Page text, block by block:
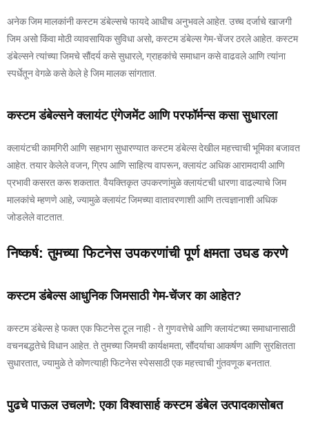
अनेक जिम मालकांनी कस्टम डंबेल्सचे फायदे आधीच अनुभवले आहेत. उच्च दर्जाचे खाजगी
जिम असो किंवा मोठी व्यावसायिक सुविधा असो, कस्टम डंबेल्स गेम-चेंजर ठरले आहेत. कस्टम
डंबेल्सने त्यांच्या जिमचे सौंदर्य कसे सुधारले, ग्राहकांचे समाधान कसे वाढवले ​​आणि त्यांना
स्पर्धेतून वेगळे कसे केले हे जिम मालक सांगतात.
कस्टम डंबेल्सने क्लायंट एंगेजमेंट आणि परफॉर्मन्स कसा सुधारला
क्लायंटची कामगिरी आणि सहभाग सुधारण्यात कस्टम डंबेल्स देखील महत्त्वाची भूमिका बजावत
आहेत. तयार केलेले वजन, ग्रिप आणि साहित्य वापरून, क्लायंट अधिक आरामदायी आणि
प्रभावी कसरत करू शकतात. वैयक्तिकृत उपकरणांमुळे क्लायंटची धारणा वाढल्याचे जिम
मालकांचे म्हणणे आहे, ज्यामुळे क्लायंट जिमच्या वातावरणाशी आणि तत्वज्ञानाशी अधिक
जोडलेले वाटतात.
निष्कर्ष: तुमच्या फिटनेस उपकरणांची पूर्ण क्षमता उघड करणे
कस्टम डंबेल्स आधुनिक जिमसाठी गेम-चेंजर का आहेत?
कस्टम डंबेल्स हे फक्त एक फिटनेस टूल नाही - ते गुणवत्तेचे आणि क्लायंटच्या समाधानासाठी
वचनबद्धतेचे विधान आहेत. ते तुमच्या जिमची कार्यक्षमता, सौंदर्याचा आकर्षण आणि सुरक्षितता
सुधारतात, ज्यामुळे ते कोणत्याही फिटनेस स्पेससाठी एक महत्त्वाची गुंतवणूक बनतात.
पुढचे पाऊल उचलणे: एका विश्वासार्ह कस्टम डंबेल उत्पादकासोबत